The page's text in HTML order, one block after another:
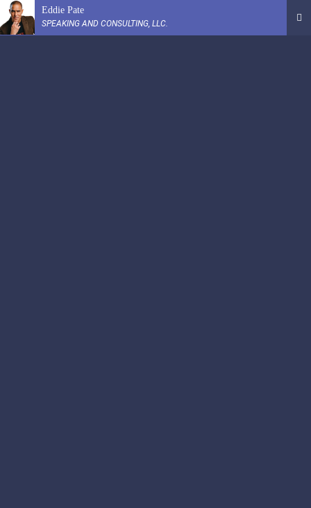
Eddie Pate
SPEAKING AND CONSULTING, LLC.